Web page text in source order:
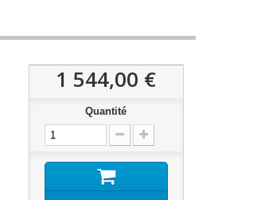
1 544,00 €
Quantité